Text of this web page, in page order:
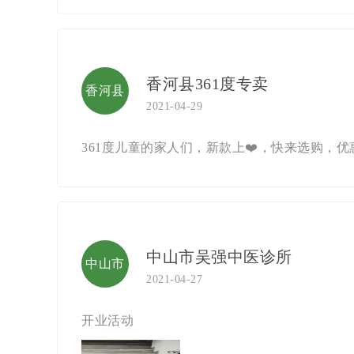
香河县
361度专
香河县361度专卖
2021-04-29
361度儿童的家人们，新款上❤️，快来选购，优
中山市 中山市吴强中医诊所
2021-04-27
开业活动